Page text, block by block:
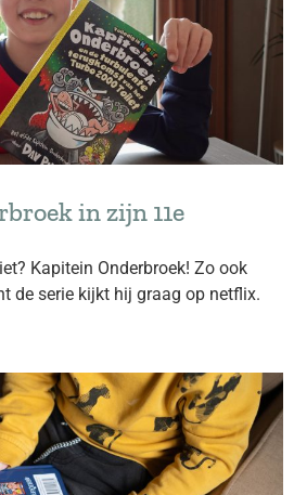
in zijn 11e
Kapitein Onderbroek! Zo ook
de serie kijkt hij graag op netflix.